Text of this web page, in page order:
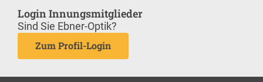
Login Innungsmitglieder
Sind Sie Ebner-Optik?
Zum Profil-Login